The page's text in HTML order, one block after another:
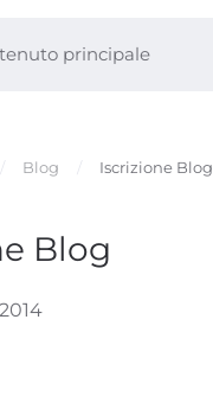
principale
Blog Iscrizione Blog
Blog